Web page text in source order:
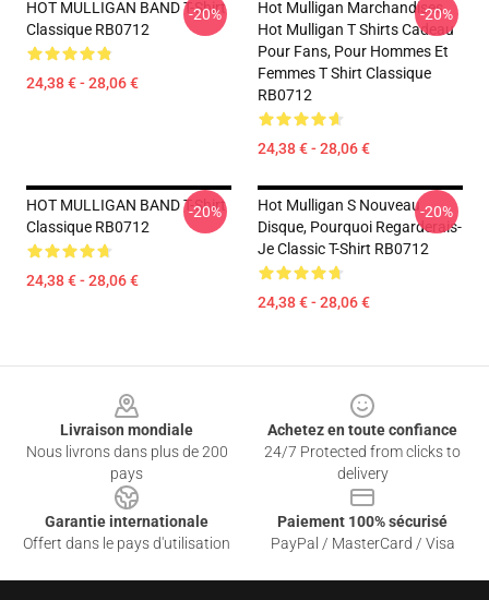
HOT MULLIGAN BAND T-Shirt
Classique RB0712
24,38 € - 28,06 €
-20%
Hot Mulligan Marchandises
Hot Mulligan T Shirts Cadeau
Pour Fans, Pour Hommes Et
Femmes T Shirt Classique
RB0712
24,38 € - 28,06 €
-20%
HOT MULLIGAN BAND T-Shirt
Classique RB0712
24,38 € - 28,06 €
-20%
Hot Mulligan S Nouveau
Disque, Pourquoi Regarderais-
Je Classic T-Shirt RB0712
24,38 € - 28,06 €
-20%
Livraison mondiale
Nous livrons dans plus de 200
pays
Achetez en toute confiance
24/7 Protected from clicks to
delivery
Garantie internationale
Offert dans le pays d'utilisation
Paiement 100% sécurisé
PayPal / MasterCard / Visa